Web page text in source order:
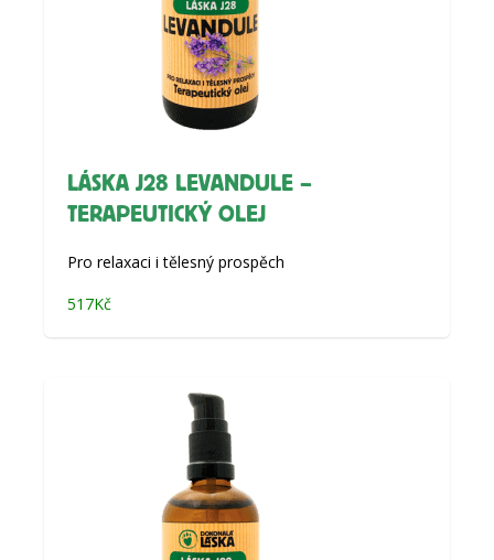
LÁSKA J28 LEVANDULE –
TERAPEUTICKÝ OLEJ
Pro relaxaci i tělesný prospěch
517Kč